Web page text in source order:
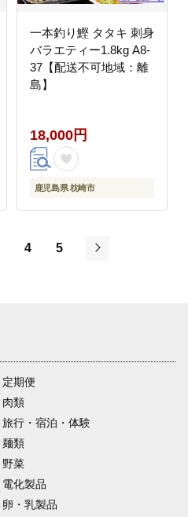
一本釣り鰹 タタキ 刺身
バラエティー1.8kg A8-
37【配送不可地域：離
島】
18,000円
鹿児島県 枕崎市
4
5
定期便
肉類
旅行・宿泊・体験
麺類
野菜
電化製品
卵・乳製品